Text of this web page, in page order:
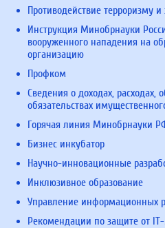
Противодействие терроризму
Инструкция Минобрнауки
вооруженного нападения на
организацию
Профком
Сведения о доходах, расходах,
обязательствах
Горячая линия Минобрнауки
Бизнес инкубатор
Научно-инновационные
Инклюзивное образование
Управление информационных
Рекомендации по защите от